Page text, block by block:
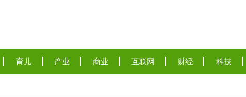
育儿 产业 商业 互联网 财经 科技